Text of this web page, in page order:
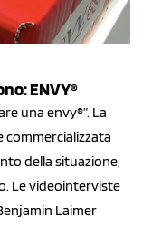
ENVY®
una envy®”. La
commercializzata
della situazione,
Le videointerviste
Laimer